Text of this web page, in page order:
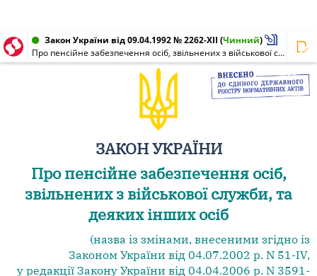
Закон України від 09.04.1992 № 2262-XII (Чинний)
Про пенсійне забезпечення осіб, звільнених з військової служби, та деяких інших осіб